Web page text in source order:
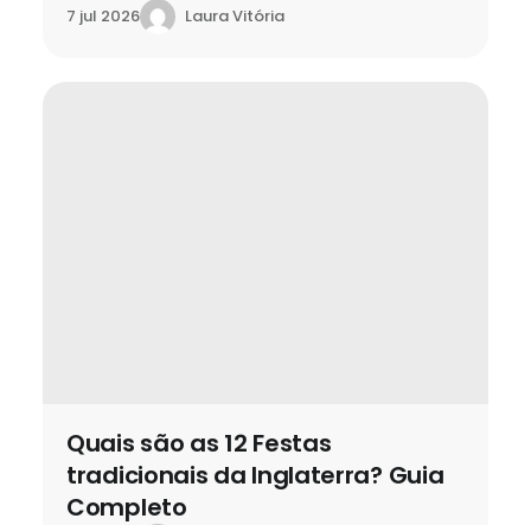
7 jul 2026 Laura Vitória
Quais são as 12 Festas
tradicionais da Inglaterra? Guia
Completo